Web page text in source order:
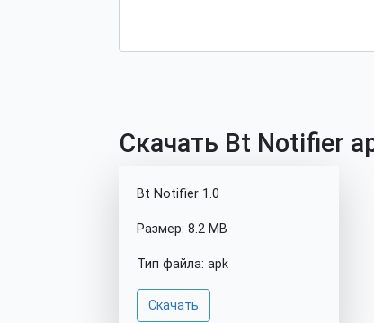
Скачать Bt Notifier
Bt Notifier 1.0
Размер: 8.2 MB
Тип файла: apk
Скачать